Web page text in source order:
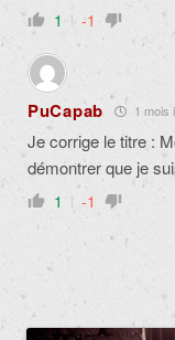
1 -1
PuCapab 1 mois
Je corrige le titre :
démontrer que je
1 -1